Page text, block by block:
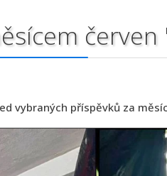
červen
vybraných příspěvků za